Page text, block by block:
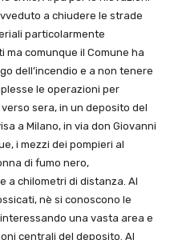
a chiudere le strade
particolarmente
comunque il Comune ha
dell’incendio e a non tenere
le operazioni per
sera, in un deposito del
a Milano, in via don Giovanni
i mezzi dei pompieri al
di fumo nero,
a chilometri di distanza. Al
nè si conoscono le
una vasta area e
centrali del deposito. Al